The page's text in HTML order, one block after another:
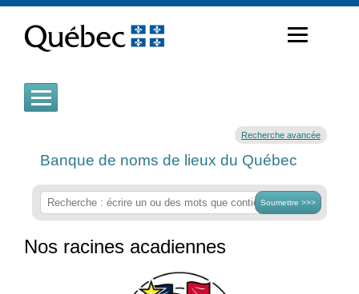
contenu
Recherche avancée
Banque de noms de lieux du Québec
Soumettre >>>
Nos racines acadiennes